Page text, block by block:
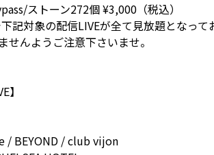
ストーン272個 ¥3,000（税込）
記対象の配信LIVEが全て見放題となって
せんようご注意下さいませ。
】
/ BEYOND / club vijon